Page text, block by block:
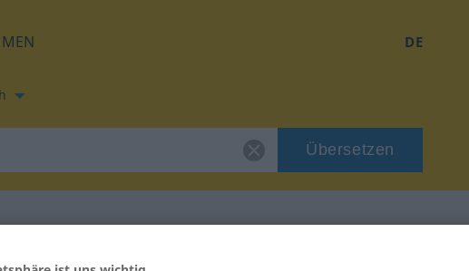
DE
Übersetzen